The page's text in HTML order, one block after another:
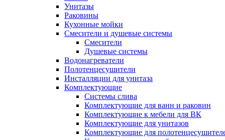
Унитазы
Раковины
Кухонные мойки
Смесители и душевые системы
Смесители
Душевые системы
Водонагреватели
Полотенцесушители
Инсталляции для унитаза
Комплектующие
Системы слива
Комплектующие для ванн и раковин
Комплектующие к мебели для ВК
Комплектующие для унитазов
Комплектующие для